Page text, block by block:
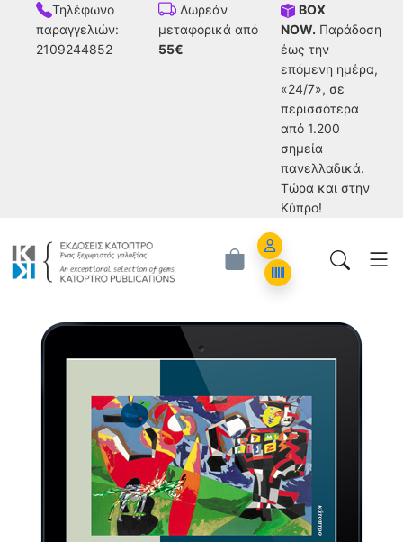
Τηλέφωνο
παραγγελιών:
2109244852
Δωρεάν
μεταφορικά από
55€
BOX
NOW. Παράδοση
έως την
επόμενη ημέρα,
«24/7», σε
περισσότερα
από 1.200
σημεία
πανελλαδικά.
Tώρα και στην
Κύπρο!
Account
Orders